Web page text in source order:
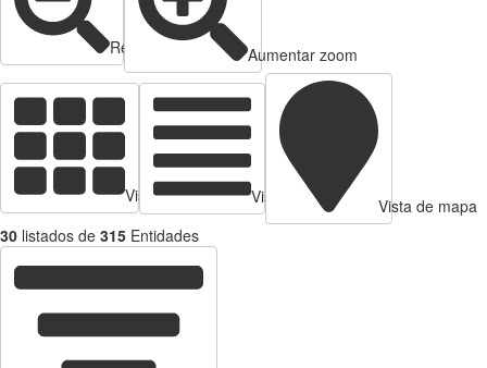
Reducir zoom Aumentar zoom
Vista de tarjetas Vista de Tabla
Vista de mapa
30 listados de 315 Entidades